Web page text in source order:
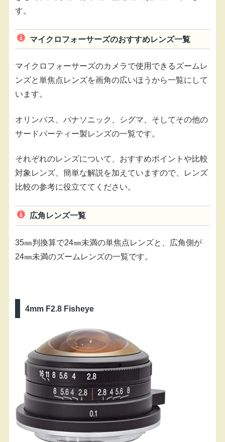
す。
マイクロフォーサーズのおすすめレンズ一覧
マイクロフォーサーズのカメラで使用できるズームレ
ンズと単焦点レンズを画角の広いほうから一覧にして
います。
オリンパス、パナソニック、シグマ、そしてその他の
サードパーティー製レンズの一覧です。
それぞれのレンズについて、おすすめポイントや比較
対象レンズ、簡単な解説を加えていますので、レンズ
比較の参考に役立ててください。
広角レンズ一覧
35㎜判換算で24㎜未満の単焦点レンズと、広角側が
24㎜未満のズームレンズの一覧です。
4mm F2.8 Fisheye